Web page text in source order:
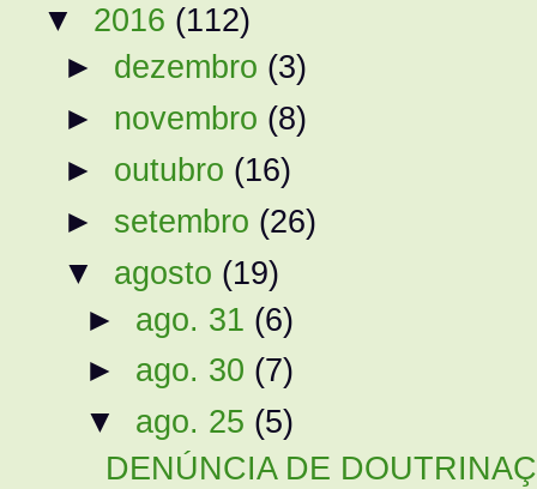
▼ 2016 (112)
► dezembro (3)
► novembro (8)
► outubro (16)
► setembro (26)
▼ agosto (19)
► ago. 31 (6)
► ago. 30 (7)
▼ ago. 25 (5)
DENÚNCIA DE